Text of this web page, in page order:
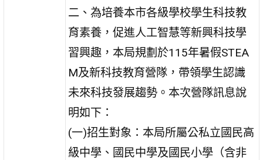
二、為培養本市各級學校學生科技教
育素養，促進人工智慧等新興科技學
習興趣，本局規劃於115年暑假STEA
M及新科技教育營隊，帶領學生認識
未來科技發展趨勢。本次營隊訊息說
明如下：
(一)招生對象：本局所屬公私立國民高
級中學、國民中學及國民小學（含非